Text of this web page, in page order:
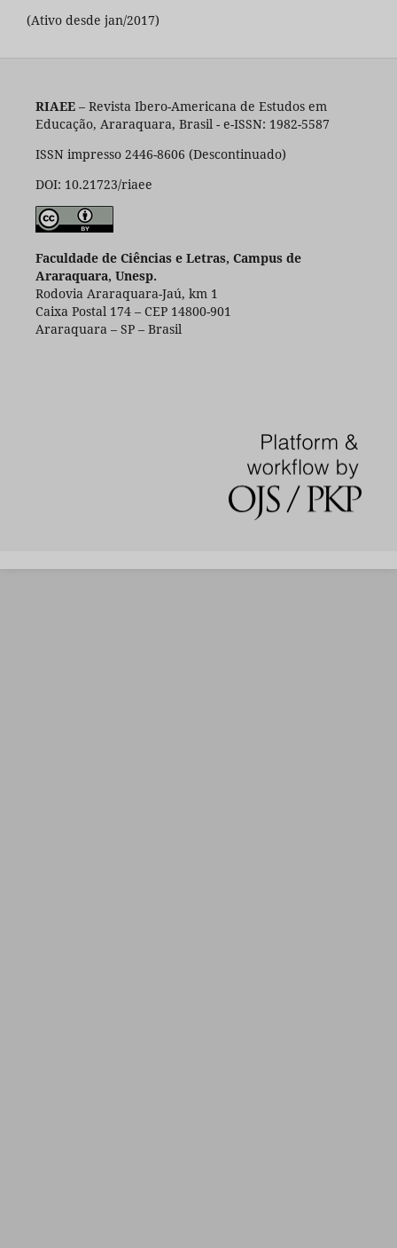
(Ativo desde jan/2017)
RIAEE– Revista Ibero-Americana de Estudos em
Educação, Araraquara, Brasil - e-ISSN: 1982-5587
ISSN impresso 2446-8606 (Descontinuado)
DOI: 10.21723/riaee
Faculdade de Ciências e Letras, Campus de
Araraquara, Unesp.
Rodovia Araraquara-Jaú, km 1
Caixa Postal 174 – CEP 14800-901
Araraquara – SP – Brasil